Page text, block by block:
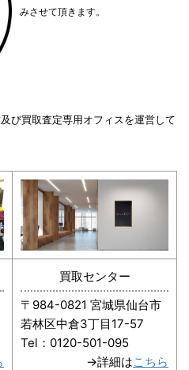
みさせて頂きます。
び買取査定専用オフィスを運営して
買取センター
〒984-0821 宮城県仙台市
若林区中倉3丁目17-57
Tel：0120-501-095
→詳細はこちら